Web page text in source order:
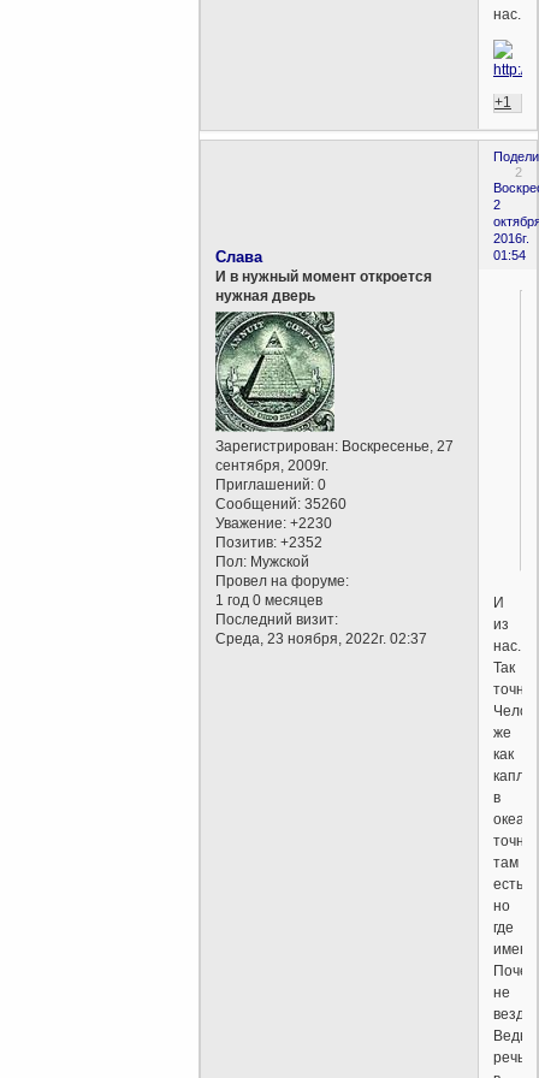
нас.
+1
2
2
2016г.
01:54
Слава
И в нужный момент откроется
нужная дверь
Зарегистрирован: Воскресенье, 27
сентября, 2009г.
Приглашений: 0
Сообщений: 35260
Уважение: +2230
Позитив: +2352
Пол: Мужской
Провел на форуме:
1 год 0 месяцев
Последний визит:
Среда, 23 ноября, 2022г. 02:37
И
из
нас.
Так
же
как
капля
в
точно
там
есть,
но
где
не
Ведь
речь